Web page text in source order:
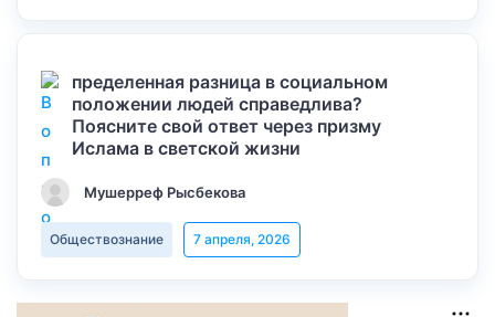
пределенная разница в социальном
положении людей справедлива?
Поясните свой ответ через призму
Ислама в светской жизни
Мушерреф Рысбекова
Обществознание 7 апреля, 2026